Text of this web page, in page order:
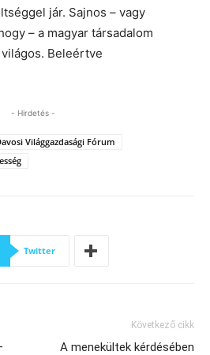
jár. Sajnos – vagy
– a magyar társadalom
Beleértve
- Hirdetés -
Világgazdasági Fórum
Twitter
Következő cikk
A menekültek kérdésében